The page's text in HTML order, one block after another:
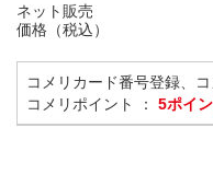
ネット販売
価格（税込）
コメリカード番号登録、
コメリポイント ： 5ポイ